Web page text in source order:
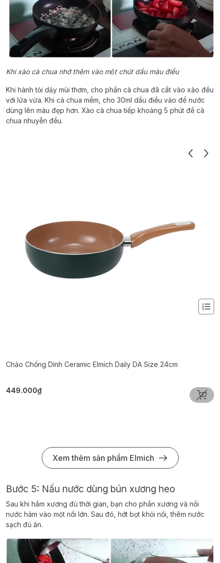
Khi xào cà chua nhớ thêm vào một chút dầu màu điều
Khi hành tỏi dậy mùi thơm, cho phần cà chua đã cắt vào xào đều
với lửa vừa. Khi cà chua mềm, cho 30ml dầu điều vào để nước
dùng lên màu đẹp hơn. Xào cà chua tiếp khoảng 5 phút để cà
chua nhuyễn đều.
Chảo Chống Dính Ceramic Elmich Daily DA Size 24cm
449.000₫
Xem thêm sản phẩm Elmich
Bước 5: Nấu nước dùng bún xương heo
Sau khi hầm xương đủ thời gian, bạn cho phần xương và nồi
nước hâm vào một nồi lớn. Sau đó, hớt bọt khỏi nồi, thêm nước
sạch đủ ăn.